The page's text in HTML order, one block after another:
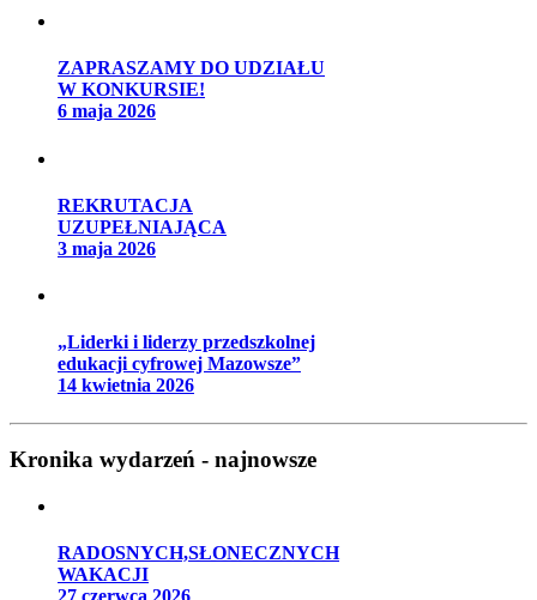
ZAPRASZAMY DO UDZIAŁU
W KONKURSIE!
6 maja 2026
REKRUTACJA
UZUPEŁNIAJĄCA
3 maja 2026
„Liderki i liderzy przedszkolnej
edukacji cyfrowej Mazowsze”
14 kwietnia 2026
Kronika wydarzeń - najnowsze
RADOSNYCH,SŁONECZNYCH
WAKACJI